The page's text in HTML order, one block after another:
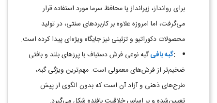
برای روانداز، زیرانداز یا محافظ سرما مورد استفاده قرار
می‌گرفت، اما امروزه علاوه بر کاربردهای سنتی، در تولید
محصولات دکوراتیو و تزئینی نیز جایگاه ویژه‌ای پیدا کرده است.
:گبه‌ بافیگبه نوعی فرش دستباف با پرزهای بلند و بافتی
ضخیم‌تر از فرش‌های معمولی است. مهم‌ترین ویژگی گبه،
طرح‌های ذهنی و آزاد آن است که بدون الگوی از پیش